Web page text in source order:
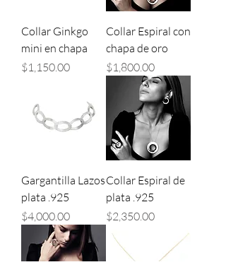
Collar Ginkgo
mini en chapa
Precio
$1,150.00
Collar Espiral con
chapa de oro
Precio
$1,800.00
Gargantilla Lazos
plata .925
Precio
$4,000.00
Collar Espiral de
plata .925
Precio
$2,350.00